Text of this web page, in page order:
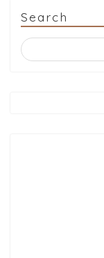
Search